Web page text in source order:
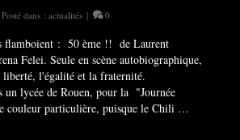
Posté dans : actualités | 0
flamboient : 50 ème !! de Laurent
Felei. Seule en scène autobiographique,
l'égalité et la fraternité.
un lycée de Rouen, pour la "Journée
couleur particulière, puisque le Chili …